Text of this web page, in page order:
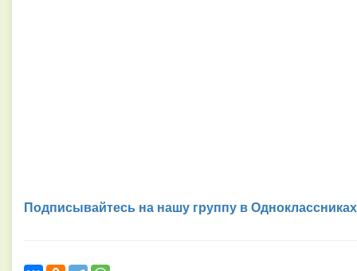
Подписывайтесь на нашу группу в Одноклассниках